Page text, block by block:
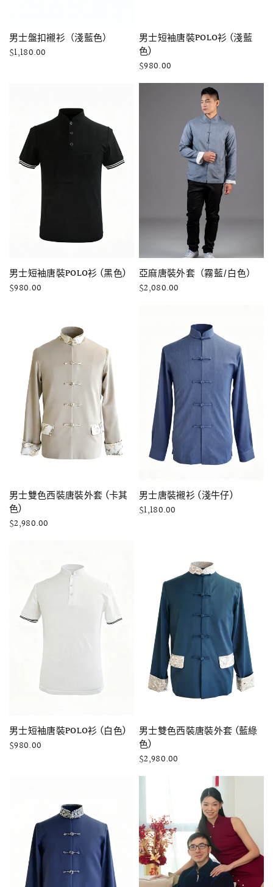
快速瀏覽
男士盤扣襯衫（淺藍色）
$1,180.00
快速瀏覽
男士短袖唐裝POLO衫 (淺藍
色)
$980.00
快速瀏覽
男士短袖唐裝POLO衫 (黑色)
$980.00
快速瀏覽
亞麻唐裝外套（霧藍/白色）
$2,080.00
快速瀏覽
男士雙色西裝唐裝外套 (卡其
色)
$2,980.00
快速瀏覽
男士唐裝襯衫 (淺牛仔)
$1,180.00
快速瀏覽
男士短袖唐裝POLO衫 (白色)
$980.00
快速瀏覽
男士雙色西裝唐裝外套 (藍綠
色)
$2,980.00